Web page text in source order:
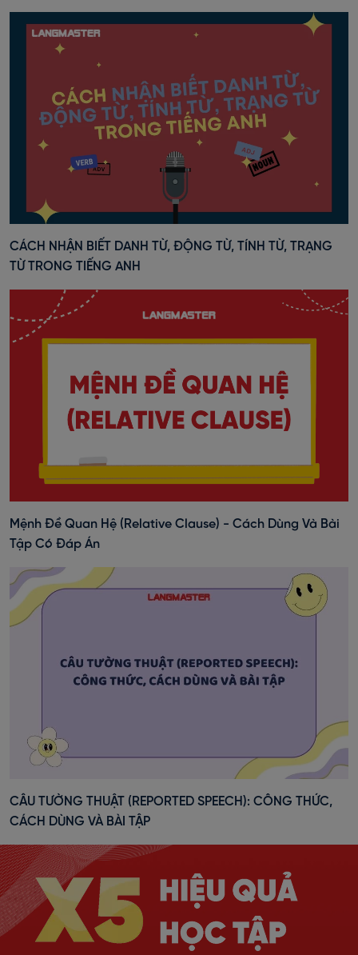
CÁCH NHẬN BIẾT DANH TỪ, ĐỘNG TỪ, TÍNH TỪ, TRẠNG
TỪ TRONG TIẾNG ANH
Mệnh Đề Quan Hệ (Relative Clause) - Cách Dùng Và Bài
Tập Có Đáp Án
CÂU TƯỜNG THUẬT (REPORTED SPEECH): CÔNG THỨC,
CÁCH DÙNG VÀ BÀI TẬP